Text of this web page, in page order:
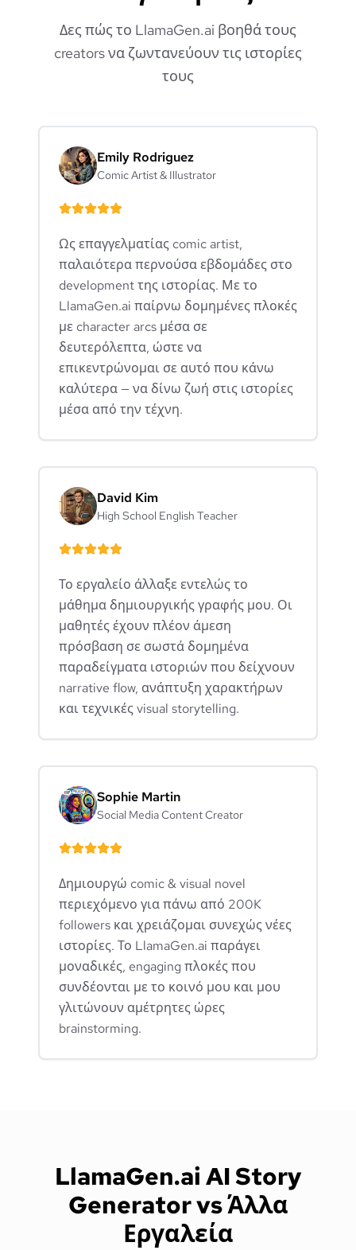
Δες πώς το LlamaGen.ai βοηθά τους
creators να ζωντανεύουν τις ιστορίες
τους
Emily Rodriguez
Comic Artist & Illustrator
Ως επαγγελματίας comic artist,
παλαιότερα περνούσα εβδομάδες στο
development της ιστορίας. Με το
LlamaGen.ai παίρνω δομημένες πλοκές
με character arcs μέσα σε
δευτερόλεπτα, ώστε να
επικεντρώνομαι σε αυτό που κάνω
καλύτερα — να δίνω ζωή στις ιστορίες
μέσα από την τέχνη.
David Kim
High School English Teacher
Το εργαλείο άλλαξε εντελώς το
μάθημα δημιουργικής γραφής μου. Οι
μαθητές έχουν πλέον άμεση
πρόσβαση σε σωστά δομημένα
παραδείγματα ιστοριών που δείχνουν
narrative flow, ανάπτυξη χαρακτήρων
και τεχνικές visual storytelling.
Sophie Martin
Social Media Content Creator
Δημιουργώ comic & visual novel
περιεχόμενο για πάνω από 200K
followers και χρειάζομαι συνεχώς νέες
ιστορίες. Το LlamaGen.ai παράγει
μοναδικές, engaging πλοκές που
συνδέονται με το κοινό μου και μου
γλιτώνουν αμέτρητες ώρες
brainstorming.
LlamaGen.ai AI Story
Generator vs Άλλα
Εργαλεία